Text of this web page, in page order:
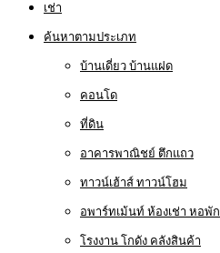
เช่า
ค้นหาตามประเภท
บ้านเดี่ยว บ้านแฝด
คอนโด
ที่ดิน
อาคารพาณิชย์ ตึกแถว
ทาวน์เฮ้าส์ ทาวน์โฮม
อพาร์ทเม้นท์ ห้องเช่า หอพัก
โรงงาน โกดัง คลังสินค้า